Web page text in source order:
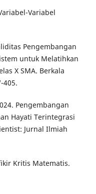
Variabel
Pengembangan
untuk Melatihkan
X SMA. Berkala
405.
Pengembangan
Hayati Terintegrasi
Jurnal Ilmiah
Kritis Matematis.